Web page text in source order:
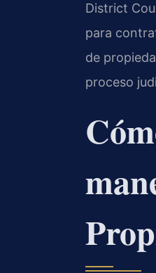
District
para
de
proceso